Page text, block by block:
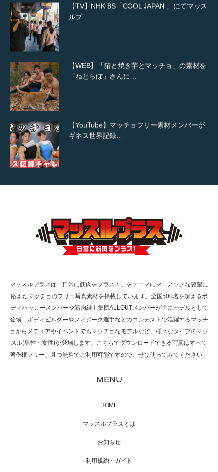
【TV】NHK BS「COOL JAPAN 」にてマッス
ルプ…
【WEB】「猫と焼き芋とマッチョ」の素材を
「ねとらぼ」さんに…
【YouTube】マッチョフリー素材メンバーが
ギネス世界記録…
TOKYO FMラジオ番組「ONE MORNING」
で紹介さ…
た（6/8放送）
映画「メカバース」舞台挨拶へマッスルプラ
マッスルプラスは「日常に筋肉をプラス！」をテーマにマニアックな要望に
応えたマッチョのフリー写真素材を掲載しています。全国500名を超えるボ
ディハッカーメンバーや筋肉紳士集団ALLOUTメンバーが主にモデルとして
登場。ボディビルダーやフィジーク選手などのコンテストで活躍するマッチ
ョからメディアやイベントでもマッチョなモデルなど、様々なタイプのマッ
スル(男性・女性)が登場します。こちらでダウンロードできる写真はすべて
著作権フリー、且つ無料でご利用可能ですので、ぜひ使ってみてください。
MENU
HOME
マッスルプラスとは
お知らせ
利用規約・ガイド